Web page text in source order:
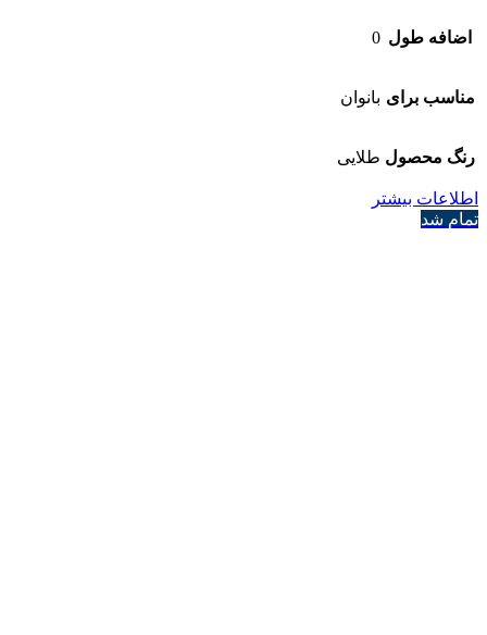
اضافه طول 0
مناسب برای بانوان
رنگ محصول طلایی
اطلاعات بیشتر
تمام شد